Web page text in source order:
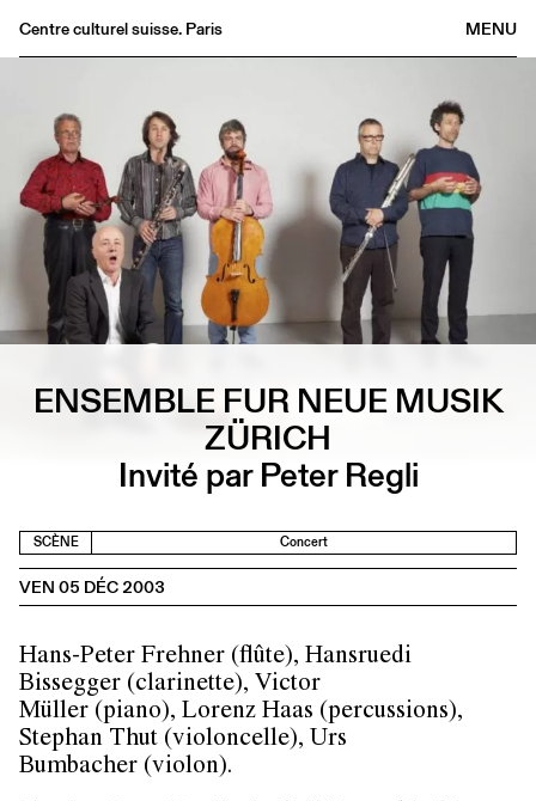
MENU
Centre culturel suisse. Paris
Librairie
Buvette
Archives
Médiathèque
Éditions
Informations
FR/EN
ENSEMBLE FUR NEUE MUSIK
ZÜRICH
Invité par Peter Regli
SCÈNE Concert
VEN 05 DÉC 2003
Hans-Peter Frehner (flûte), Hansruedi
Bissegger (clarinette), Victor
Müller (piano), Lorenz Haas (percussions),
Stephan Thut (violoncelle), Urs
Bumbacher (violon).